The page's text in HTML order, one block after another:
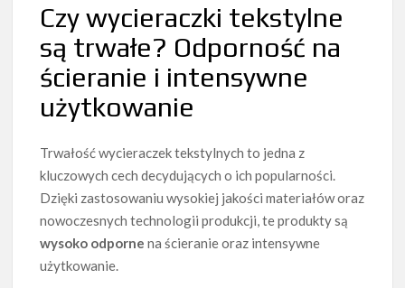
Czy wycieraczki tekstylne
są trwałe? Odporność na
ścieranie i intensywne
użytkowanie
Trwałość wycieraczek tekstylnych to jedna z
kluczowych cech decydujących o ich popularności.
Dzięki zastosowaniu wysokiej jakości materiałów oraz
nowoczesnych technologii produkcji, te produkty są
wysoko odporne na ścieranie oraz intensywne
użytkowanie.